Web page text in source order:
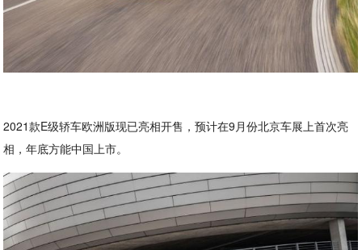
2021款E级轿车欧洲版现已亮相开售，预计在9月份北京车展上首次亮
相，年底方能中国上市。